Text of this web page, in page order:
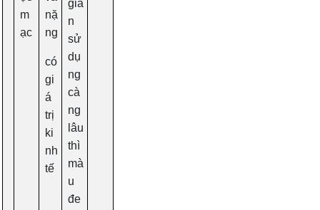
m
ạc
nặ
ng
có
gi
á
trị
ki
nh
tế
gia
n
sử
dụ
ng
cà
ng
lâu
thì
mà
u
đe